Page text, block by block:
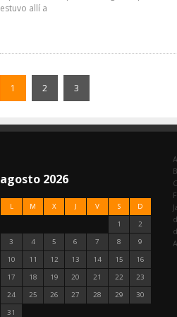
estuvo allí a
1 2 3
agosto 2026
L M X J V S
D
1
2
3
4 5 6 7 8
9
10
11 12 13 14 15
16
17
18 19 20 21 22
23
24
25 26 27 28 29
30
31